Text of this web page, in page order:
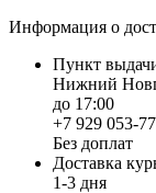
Информация о
Пункт
Нижний
до 17:00
+7 929 053-
Без доплат
Доставка
1-3 дня